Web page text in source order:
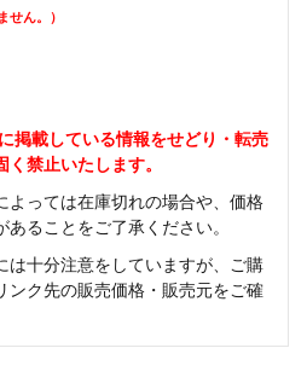
せん。）
掲載している情報をせどり・転売
禁止いたします。
よっては在庫切れの場合や、価格
ることをご了承ください。
は十分注意をしていますが、ご購
ンク先の販売価格・販売元をご確